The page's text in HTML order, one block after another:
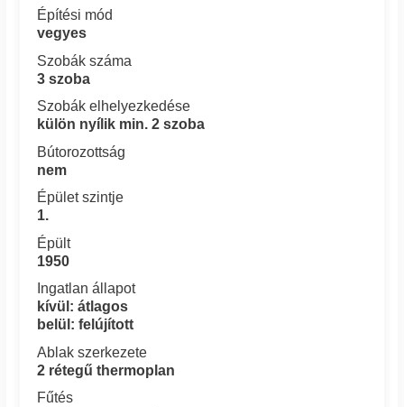
Építési mód
vegyes
Szobák száma
3 szoba
Szobák elhelyezkedése
külön nyílik min. 2 szoba
Bútorozottság
nem
Épület szintje
1.
Épült
1950
Ingatlan állapot
kívül: átlagos
belül: felújított
Ablak szerkezete
2 rétegű thermoplan
Fűtés